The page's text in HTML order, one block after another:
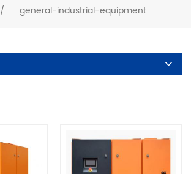
/ general-industrial-equipment